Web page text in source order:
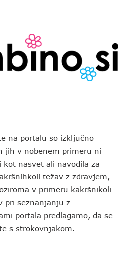
na portalu so izključno
jih v nobenem primeru ni
nasvet ali navodila za
težav z zdravjem,
v primeru kakršnikoli
pri seznanjanju z
portala predlagamo, da se
s strokovnjakom.